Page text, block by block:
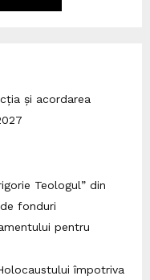
și acordarea
Teologul” din
fonduri
pentru
împotriva